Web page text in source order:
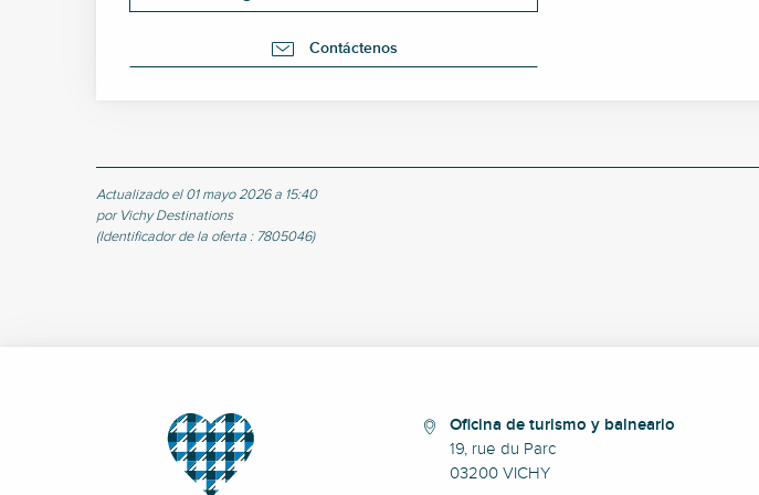
Contáctenos
Actualizado el 01 mayo 2026 a 15:40
por Vichy Destinations
(Identificador de la oferta : 7805046)
Oficina de turismo y balneario
19, rue du Parc
03200 VICHY